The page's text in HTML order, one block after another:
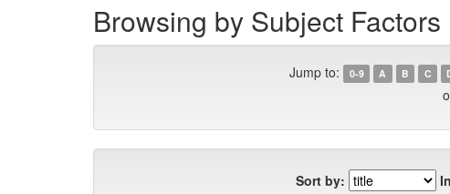
Browsing by Subject Factors
Jump to: 0-9 A B C
Sort by: